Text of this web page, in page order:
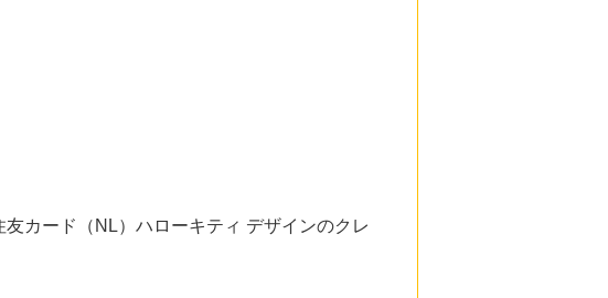
カード（NL）ハローキティ デザインのクレ